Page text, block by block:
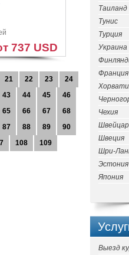
737 USD
21 22 23
24
43 44 45
46
65 66 67
68
87 88 89
90
108
109
Таиланд
Тунис
Турция
Украина
Франция
Чехия
Швеция
Шри-
Эстония
Япония
Выезд